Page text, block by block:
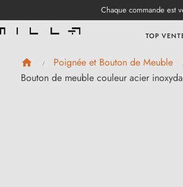
Chaque commande est
TOP
Poignée et Bouton de Meuble
Bouton de meuble couleur acier